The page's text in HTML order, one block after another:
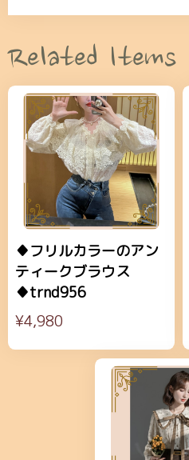
Related Items
♦フリルカラーのアン
ティークブラウス
♦trnd956
¥4,980